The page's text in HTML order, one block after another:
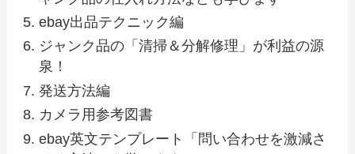
ebay出品テクニック編
ジャンク品の「清掃＆分解修理」が利益の源
泉！
発送方法編
カメラ用参考図書
ebay英文テンプレート「問い合わせを激減さ